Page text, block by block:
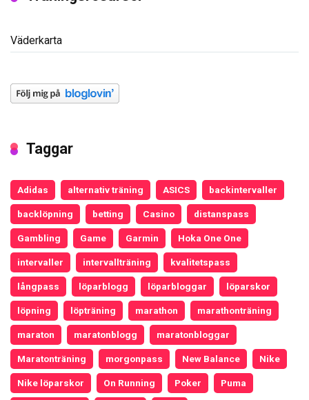
Väderkarta
Taggar
Adidas alternativ träning ASICS backintervaller
backlöpning betting Casino distanspass
Gambling Game Garmin Hoka One One
intervaller intervallträning kvalitetspass
långpass löparblogg löparbloggar löparskor
löpning löpträning marathon marathonträning
maraton maratonblogg maratonbloggar
Maratonträning morgonpass New Balance Nike
Nike löparskor On Running Poker Puma